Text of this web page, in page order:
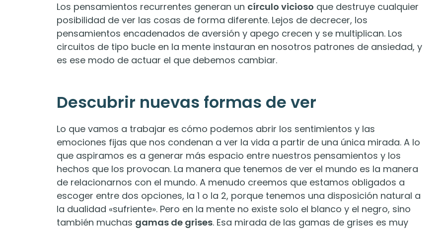
Los pensamientos recurrentes generan un círculo vicioso que destruye cualquier
posibilidad de ver las cosas de forma diferente. Lejos de decrecer, los
pensamientos encadenados de aversión y apego crecen y se multiplican. Los
circuitos de tipo bucle en la mente instauran en nosotros patrones de ansiedad, y
es ese modo de actuar el que debemos cambiar.
Descubrir nuevas formas de ver
Lo que vamos a trabajar es cómo podemos abrir los sentimientos y las
emociones fijas que nos condenan a ver la vida a partir de una única mirada. A lo
que aspiramos es a generar más espacio entre nuestros pensamientos y los
hechos que los provocan. La manera que tenemos de ver el mundo es la manera
de relacionarnos con el mundo. A menudo creemos que estamos obligados a
escoger entre dos opciones, la 1 o la 2, porque tenemos una disposición natural a
la dualidad «sufriente». Pero en la mente no existe solo el blanco y el negro, sino
también muchas gamas de grises. Esa mirada de las gamas de grises es muy